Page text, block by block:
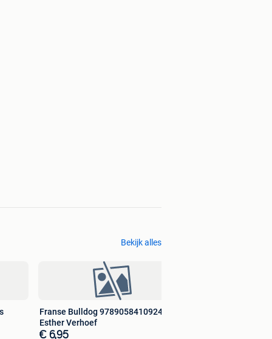
Bekijk alles
Franse Bulldog 9789058410924
Esther Verhoef
€ 6,95